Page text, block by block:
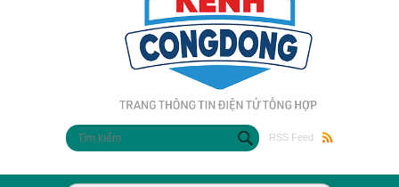
RSS Feed
Biểu mẫu tìm kiếm
Tìm kiếm